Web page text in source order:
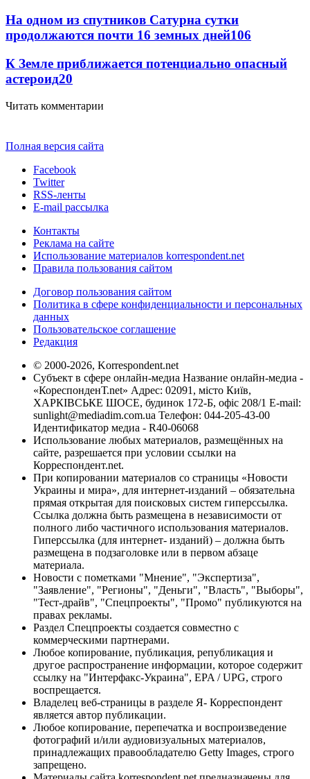
На одном из спутников Сатурна сутки
продолжаются почти 16 земных дней106
К Земле приближается потенциально опасный
астероид20
Читать комментарии
Полная версия сайта
Facebook
Twitter
RSS-ленты
E-mail рассылка
Контакты
Реклама на сайте
Использование материалов korrespondent.net
Правила пользования сайтом
Договор пользования сайтом
Политика в сфере конфиденциальности и персональных
данных
Пользовательское соглашение
Редакция
© 2000-2026, Korrespondent.net
Субъект в сфере онлайн-медиа Название онлайн-медиа -
«КореспонденТ.net» Адрес: 02091, місто Київ,
ХАРКІВСЬКЕ ШОСЕ, будинок 172-Б, офіс 208/1 E-mail:
sunlight@mediadim.com.ua Телефон: 044-205-43-00
Идентификатор медиа - R40-06068
Использование любых материалов, размещённых на
сайте, разрешается при условии ссылки на
Корреспондент.net.
При копировании материалов со страницы «Новости
Украины и мира», для интернет-изданий – обязательна
прямая открытая для поисковых систем гиперссылка.
Ссылка должна быть размещена в независимости от
полного либо частичного использования материалов.
Гиперссылка (для интернет- изданий) – должна быть
размещена в подзаголовке или в первом абзаце
материала.
Новости с пометками "Мнение", "Экспертиза",
"Заявление", "Регионы", "Деньги", "Власть", "Выборы",
"Тест-драйв", "Спецпроекты", "Промо" публикуются на
правах рекламы.
Раздел Спецпроекты создается совместно с
коммерческими партнерами.
Любое копирование, публикация, републикация и
другое распространение информации, которое содержит
ссылку на "Интерфакс-Украина", EPA / UPG, строго
воспрещается.
Владелец веб-страницы в разделе Я- Корреспондент
является автор публикации.
Любое копирование, перепечатка и воспроизведение
фотографий и/или аудиовизуальных материалов,
принадлежащих правообладателю Getty Images, строго
запрещено.